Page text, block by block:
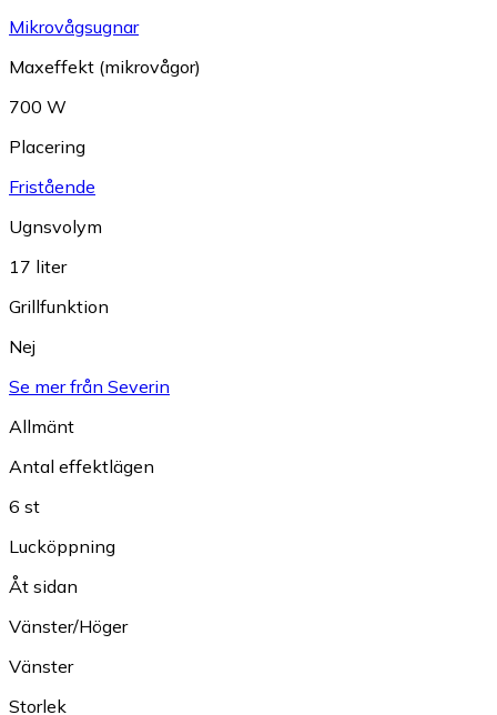
Mikrovågsugnar
Maxeffekt (mikrovågor)
700 W
Placering
Fristående
Ugnsvolym
17 liter
Grillfunktion
Nej
Se mer från Severin
Allmänt
Antal effektlägen
6 st
Lucköppning
Åt sidan
Vänster/Höger
Vänster
Storlek